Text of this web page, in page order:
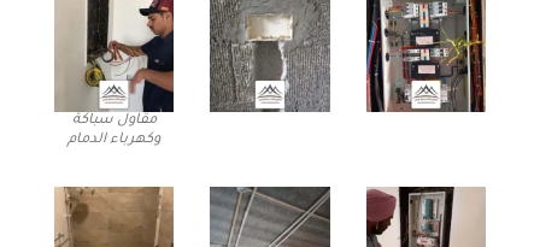
مقاول سباكة
وكهرباء الدمام